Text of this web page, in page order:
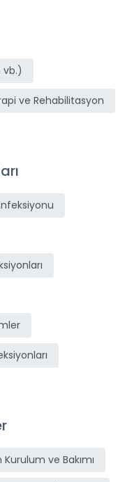
vb.)
ve Rehabilitasyon
ve Bakımı